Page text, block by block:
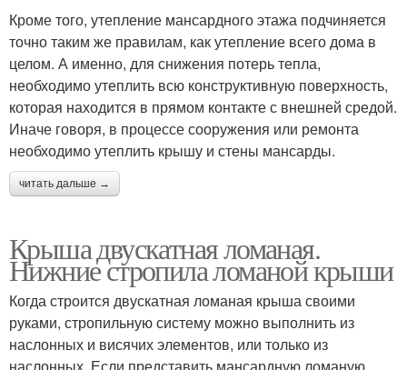
Кроме того, утепление мансардного этажа подчиняется
точно таким же правилам, как утепление всего дома в
целом. А именно, для снижения потерь тепла,
необходимо утеплить всю конструктивную поверхность,
которая находится в прямом контакте с внешней средой.
Иначе говоря, в процессе сооружения или ремонта
необходимо утеплить крышу и стены мансарды.
читать дальше →
Крыша двускатная ломаная.
Нижние стропила ломаной крыши
Когда строится двускатная ломаная крыша своими
руками, стропильную систему можно выполнить из
наслонных и висячих элементов, или только из
наслонных. Если представить мансардную ломаную